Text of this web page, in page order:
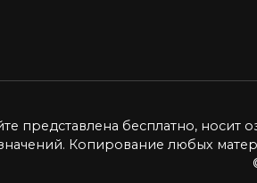
представлена бесплатно, носит
значений. Копирование любых